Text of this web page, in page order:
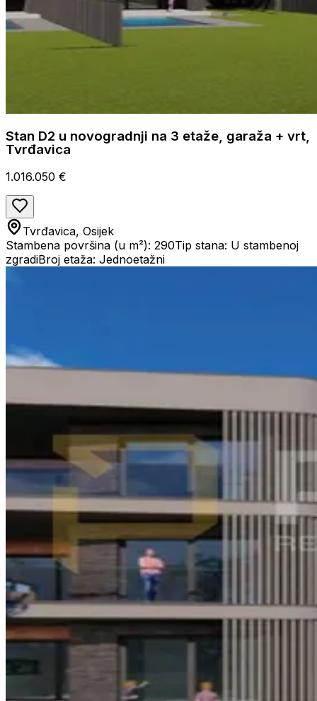
Stan D2 u novogradnji na 3 etaže, garaža + vrt,
Tvrđavica
1.016.050 €
Tvrđavica, Osijek
Stambena površina (u m²): 290Tip stana: U stambenoj
zgradiBroj etaža: Jednoetažni